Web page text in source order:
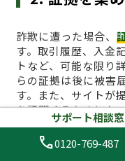
詐欺に遭った場合、
す。取引履歴、入金
トなど、可能な限り
らの証拠は後に被害
す。また、サイトが
を証明するためにも
は必須です。特に、
からの不正な要求が
を果たします。
サポート相談
call0120-769-487